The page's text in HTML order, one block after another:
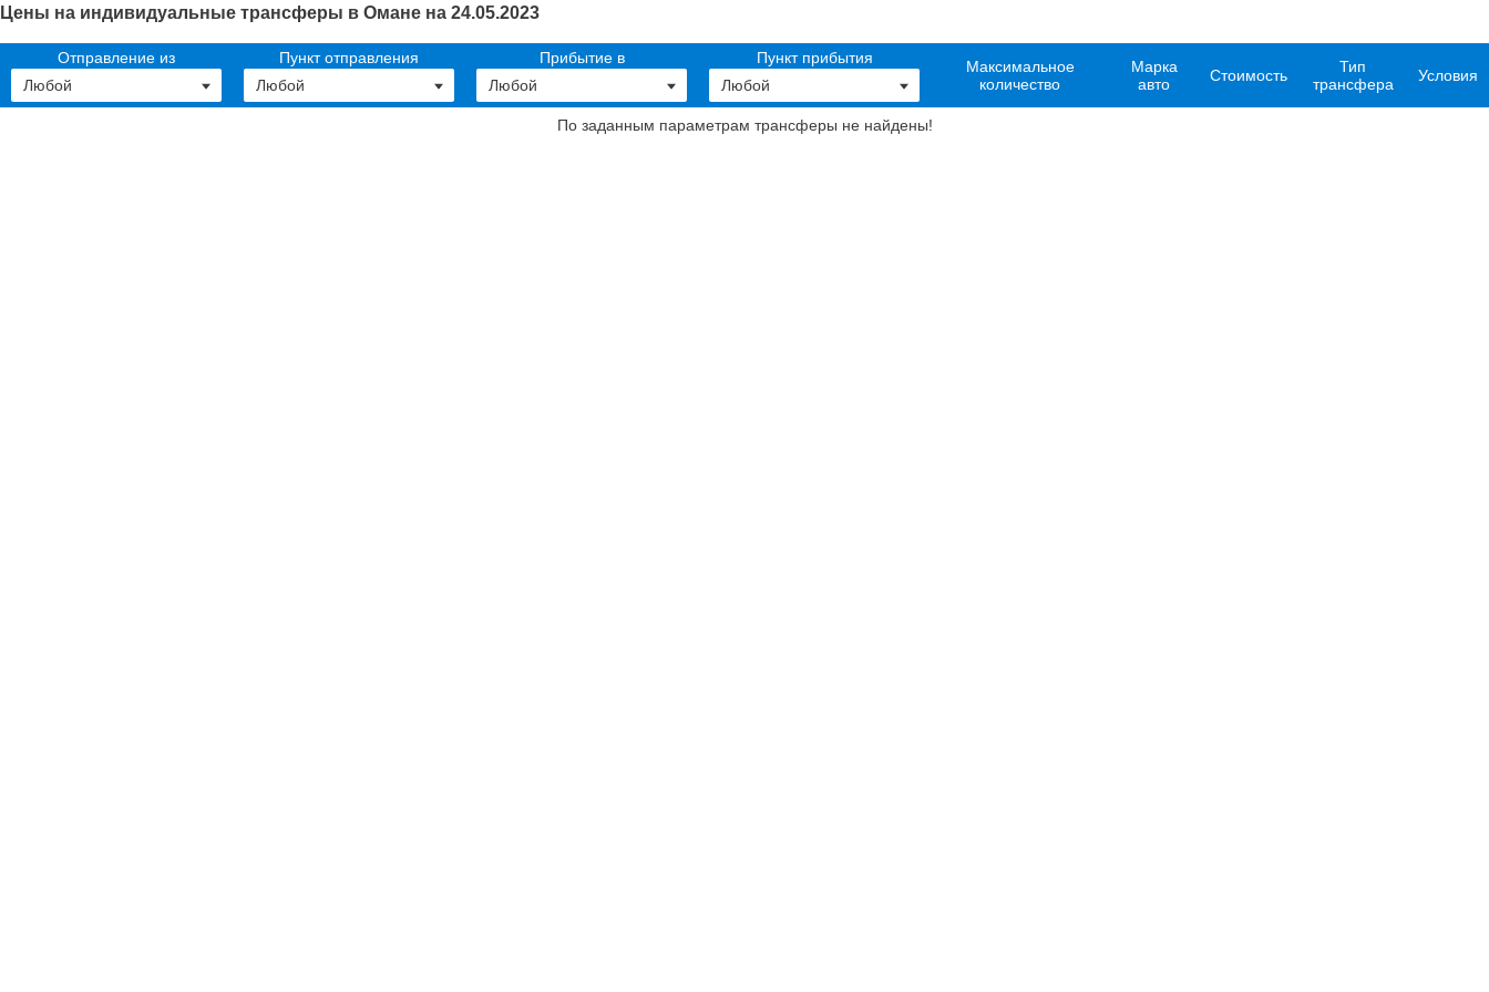
Цены на индивидуальные трансферы в Омане на 24.05.2023
Отправление из Пункт отправления Прибытие в Пункт прибытия
Максимальное
количество
Марка
авто
Стоимость
Тип
трансфера
Условия
По заданным параметрам трансферы не найдены!